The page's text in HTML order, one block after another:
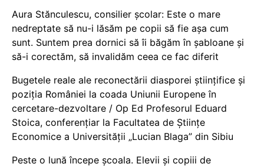
Aura Stănculescu, consilier școlar: Este o mare
nedreptate să nu-i lăsăm pe copii să fie așa cum
sunt. Suntem prea dornici să îi băgăm în șabloane și
să-i corectăm, să invalidăm ceea ce fac diferit
Bugetele reale ale reconectării diasporei științifice și
poziția României la coada Uniunii Europene în
cercetare-dezvoltare / Op Ed Profesorul Eduard
Stoica, conferențiar la Facultatea de Științe
Economice a Universității „Lucian Blaga” din Sibiu
Peste o lună începe școala. Elevii și copiii de